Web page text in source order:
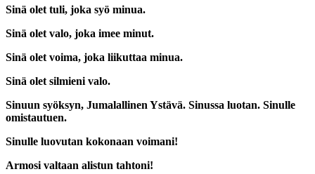
Sinä olet tuli, joka syö minua.
Sinä olet valo, joka imee minut.
Sinä olet voima, joka liikuttaa minua.
Sinä olet silmieni valo.
Sinuun syöksyn, Jumalallinen Ystävä. Sinussa luotan. Sinulle
omistautuen.
Sinulle luovutan kokonaan voimani!
Armosi valtaan alistun tahtoni!